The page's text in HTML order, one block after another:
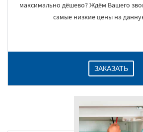
максимально дёшево? Ждём Вашего
самые низкие цены на
ЗАКАЗАТЬ